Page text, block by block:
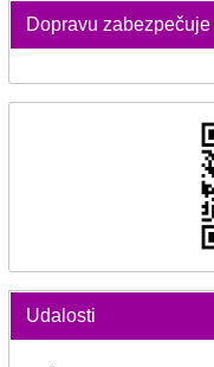
Dopravu zabezpečuje
Udalosti